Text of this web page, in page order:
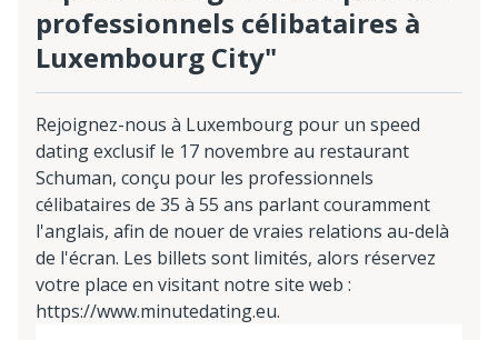
professionnels célibataires à
Luxembourg City"
Rejoignez-nous à Luxembourg pour un speed
dating exclusif le 17 novembre au restaurant
Schuman, conçu pour les professionnels
célibataires de 35 à 55 ans parlant couramment
l'anglais, afin de nouer de vraies relations au-delà
de l'écran. Les billets sont limités, alors réservez
votre place en visitant notre site web :
https://www.minutedating.eu.